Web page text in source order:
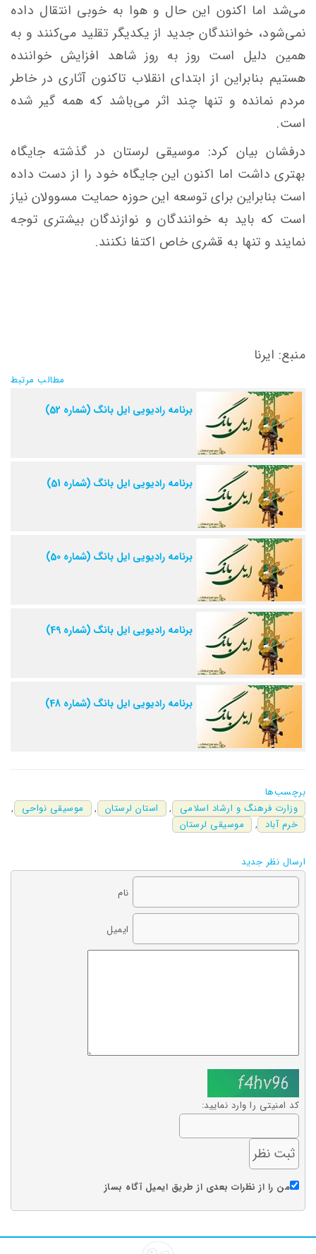
می‌شد اما اکنون این حال و هوا به خوبی انتقال داده
نمی‌شود، خوانندگان جدید از یکدیگر تقلید می‌کنند و به
همین دلیل است روز به روز شاهد افزایش خواننده
هستیم بنابراین از ابتدای انقلاب تاکنون آثاری در خاطر
مردم نمانده و تنها چند اثر می‌باشد که همه گیر شده
است.
درفشان بیان کرد: موسیقی لرستان در گذشته جایگاه
بهتری داشت اما اکنون این جایگاه خود را از دست داده
است بنابراین برای توسعه این حوزه حمایت مسوولان نیاز
است که باید به خوانندگان و نوازندگان بیشتری توجه
نمایند و تنها به قشری خاص اکتفا نکنند.
منبع: ایرنا
مطالب مرتبط
برنامه رادیویی ایل بانگ (شماره 52)
برنامه رادیویی ایل بانگ (شماره 51)
برنامه رادیویی ایل بانگ (شماره 50)
برنامه رادیویی ایل بانگ (شماره 49)
برنامه رادیویی ایل بانگ (شماره 48)
برچسب‌ها
وزارت فرهنگ و ارشاد اسلامی
, استان لرستان , موسیقی نواحی
,
خرم آباد , موسیقی لرستان
ارسال نظر جدید
نام
ایمیل
کد امنیتی را وارد نمایید:
من را از نظرات بعدی از طریق ایمیل آگاه بساز